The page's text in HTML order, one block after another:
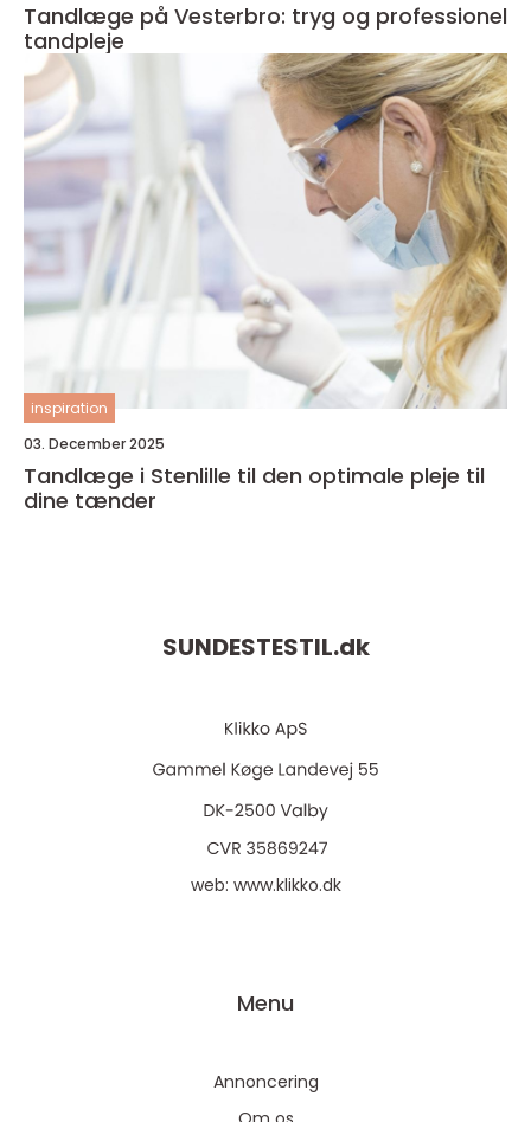
Tandlæge på Vesterbro: tryg og professionel
tandpleje
inspiration
03. December 2025
Tandlæge i Stenlille til den optimale pleje til
dine tænder
SUNDESTESTIL.dk
web: www.klikko.dk
Menu
Annoncering